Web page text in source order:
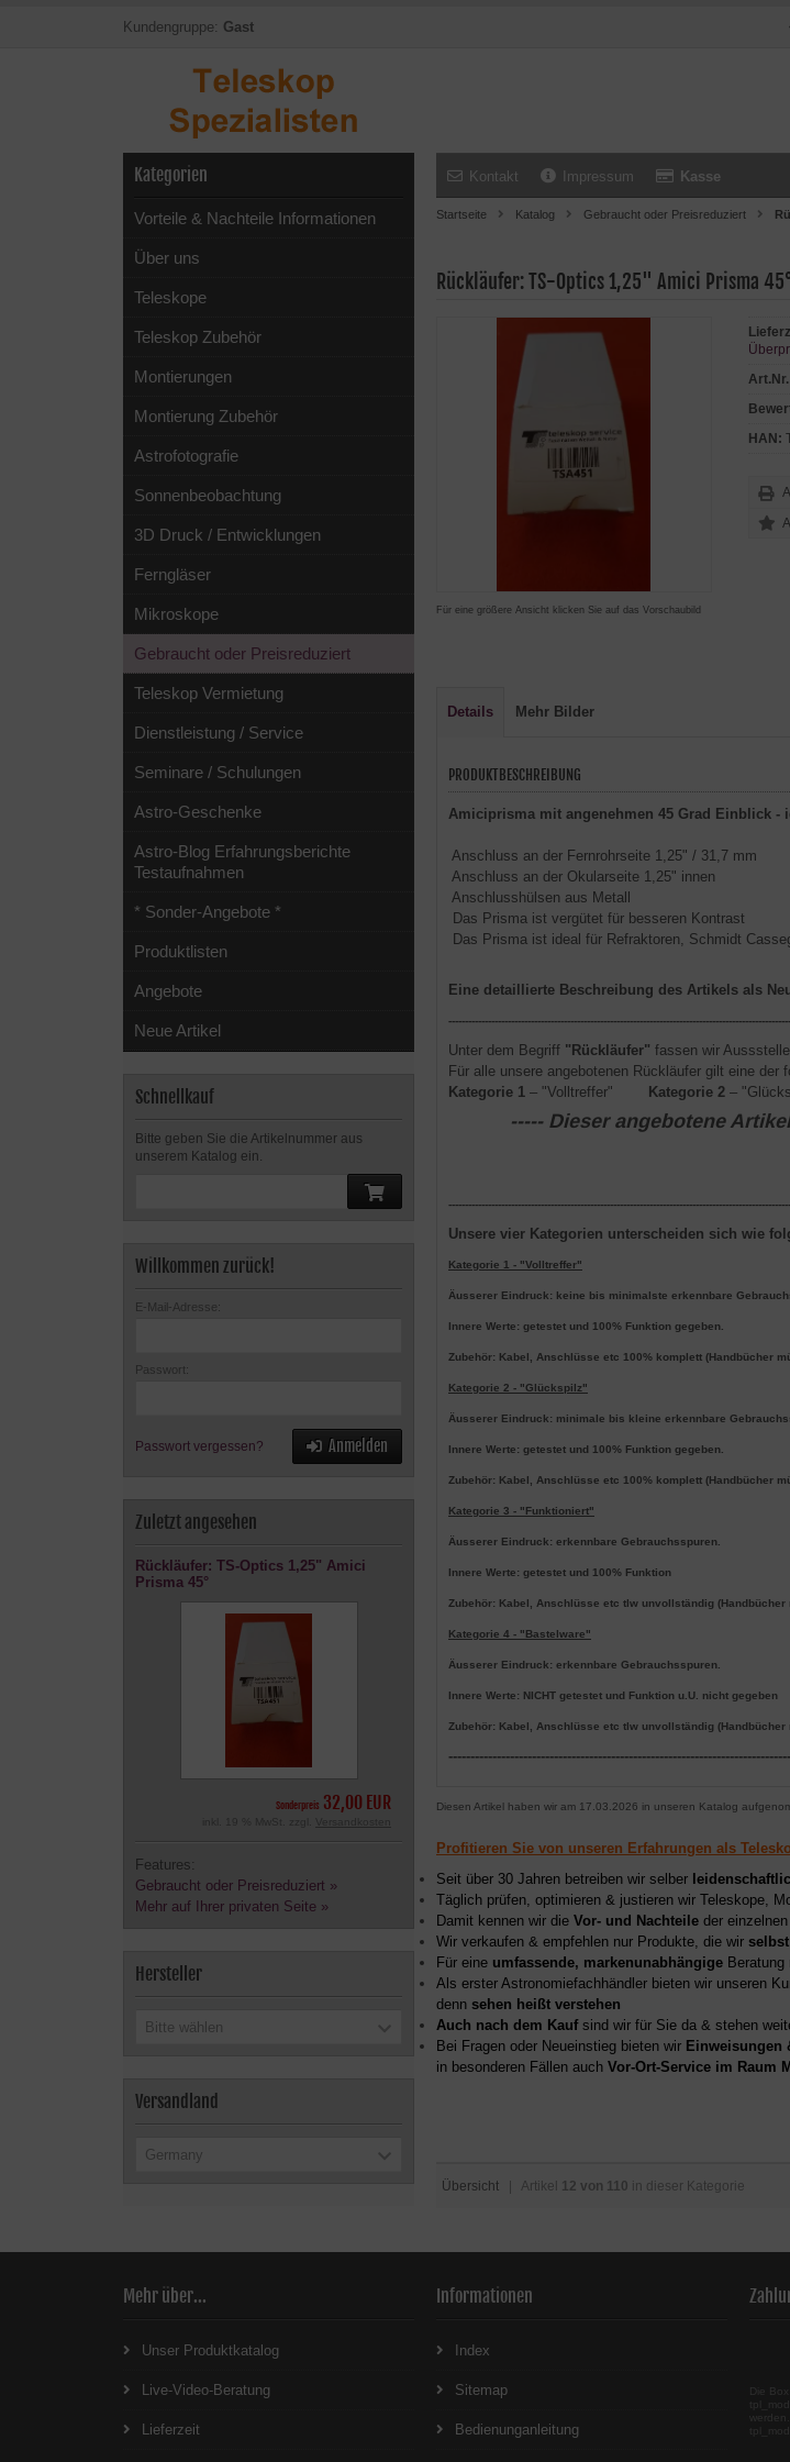
Kundengruppe: Gast
Kontakt Impressum Kasse
Startseite Katalog Gebraucht oder Preisreduziert
Rückläufer: TS-Optics 1,25" Amici Prisma
Für eine größere Ansicht klicken Sie auf das Vorschaubild
HAN:
Details Mehr Bilder
PRODUKTBESCHREIBUNG
Amiciprisma mit angenehmen 45 Grad Einblick
Anschluss an der Fernrohrseite 1,25" / 31,7 mm
Anschluss an der Okularseite 1,25" innen
Anschlusshülsen aus Metall
Das Prisma ist vergütet für besseren Kontrast
Das Prisma ist ideal für Refraktoren, Schmidt
Eine detaillierte Beschreibung des Artikels als
Unter dem Begriff "Rückläufer" fassen wir
Für alle unsere angebotenen Rückläufer gilt eine der
Kategorie 1 – "Volltreffer" Kategorie 2 –
----- Dieser angebotene
Unsere vier Kategorien unterscheiden sich wie
Kategorie 1 - "Volltreffer"
Äusserer Eindruck: keine bis minimalste erkennbare
Innere Werte: getestet und 100% Funktion gegeben.
Zubehör: Kabel, Anschlüsse etc 100% komplett (Handbücher
Kategorie 2 - "Glückspilz"
Äusserer Eindruck: minimale bis kleine erkennbare
Innere Werte: getestet und 100% Funktion gegeben.
Zubehör: Kabel, Anschlüsse etc 100% komplett (Handbücher
Kategorie 3 - "Funktioniert"
Äusserer Eindruck: erkennbare Gebrauchsspuren.
Innere Werte: getestet und 100% Funktion
Zubehör: Kabel, Anschlüsse etc tlw unvollständig (Handbücher
Kategorie 4 - "Bastelware"
Äusserer Eindruck: erkennbare Gebrauchsspuren.
Innere Werte: NICHT getestet und Funktion u.U. nicht gegeben
Zubehör: Kabel, Anschlüsse etc tlw unvollständig (Handbücher
Diesen Artikel haben wir am 17.03.2026 in unseren Katalog
Profitieren Sie von unseren Erfahrungen als
Seit über 30 Jahren betreiben wir selber
Täglich prüfen, optimieren & justieren wir Teleskope,
Damit kennen wir die Vor- und Nachteile der
Wir verkaufen & empfehlen nur Produkte, die wir
Für eine umfassende, markenunabhängige
Als erster Astronomiefachhändler bieten wir unseren
denn sehen heißt verstehen
Auch nach dem Kaufsind wir für Sie da & stehen
Bei Fragen oder Neueinstieg bieten wir Einweisungen
in besonderen Fällen auch Vor-Ort-Service im Raum
Übersicht | Artikel 12 von 110 in dieser Kategorie
Kategorien
Vorteile & Nachteile Informationen
Über uns
Teleskope
Teleskop Zubehör
Montierungen
Montierung Zubehör
Astrofotografie
Sonnenbeobachtung
3D Druck / Entwicklungen
Ferngläser
Mikroskope
Gebraucht oder Preisreduziert
Teleskop Vermietung
Dienstleistung / Service
Seminare / Schulungen
Astro-Geschenke
Astro-Blog Erfahrungsberichte
Testaufnahmen
* Sonder-Angebote *
Produktlisten
Angebote
Neue Artikel
Schnellkauf
Bitte geben Sie die Artikelnummer aus
unserem Katalog ein.
Willkommen zurück!
E-Mail-Adresse:
Passwort:
Passwort vergessen? Anmelden
Zuletzt angesehen
Rückläufer: TS-Optics 1,25" Amici
Prisma 45°
Sonderpreis 32,00 EUR
inkl. 19 % MwSt. zzgl.
Features:
Gebraucht oder Preisreduziert »
Mehr auf Ihrer privaten Seite »
Hersteller
Bitte wählen
Versandland
Germany
Mehr über...
Unser Produktkatalog
Live-Video-Beratung
Lieferzeit
Informationen
Index
Sitemap
Bedienunganleitung
Die